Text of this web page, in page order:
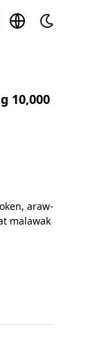
10,000
araw-
malawak